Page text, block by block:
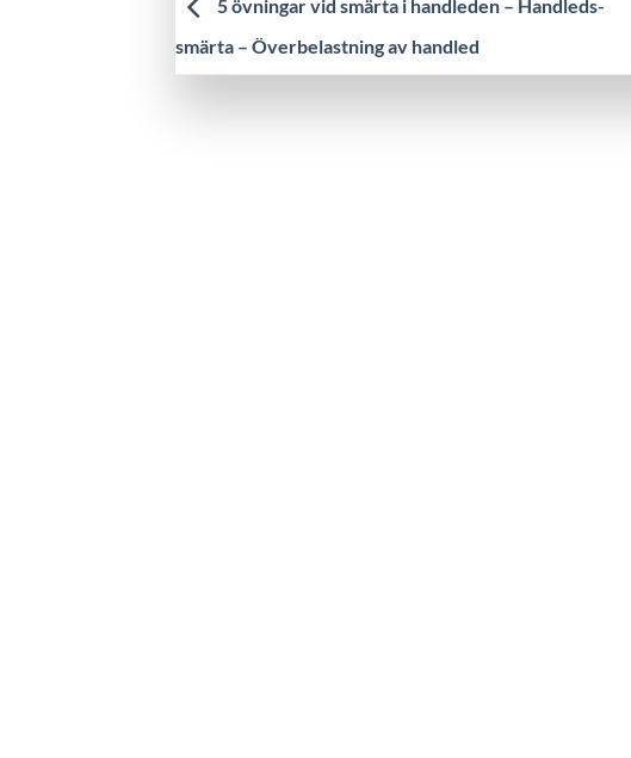
5 övningar vid smärta i handleden – Handleds­
smärta – Över­belastning av handled